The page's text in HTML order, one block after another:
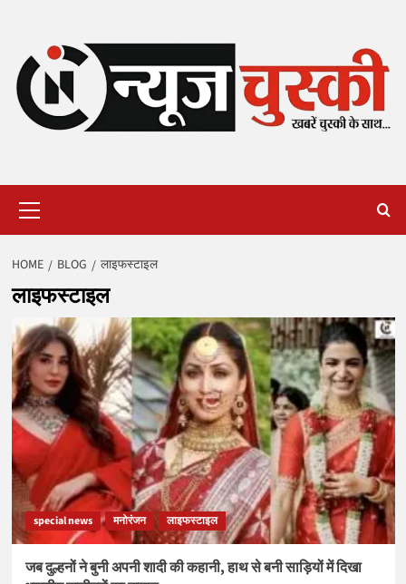
content
Menu
HOME BLOG लाइफस्टाइल
लाइफस्टाइल
special news मनोरंजन लाइफस्टाइल
जब दुल्हनों ने बुनी अपनी शादी की कहानी, हाथ से बनी साड़ियों में दिखा